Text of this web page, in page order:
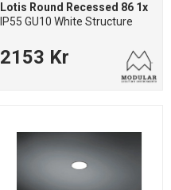
Lotis Round Recessed 86 1x
IP55 GU10 White Structure
2153 Kr